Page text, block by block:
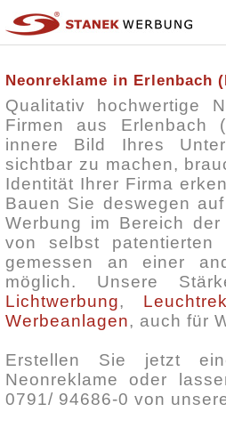
Neonreklame in Erlenbach
Qualitativ hochwertige
Firmen aus Erlenbach
innere Bild Ihres
sichtbar zu machen,
Identität Ihrer Firma
Bauen Sie deswegen
Werbung im Bereich
von selbst patentierten
gemessen an einer
möglich. Unsere
Lichtwerbung,
Werbeanlagen, auch für
Erstellen Sie jetzt
Neonreklame oder
0791/ 94686-0 von